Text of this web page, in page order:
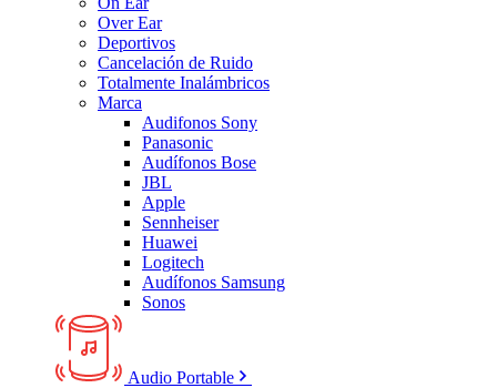
Over Ear
Deportivos
Cancelación de Ruido
Totalmente Inalámbricos
Marca
Audifonos Sony
Panasonic
Audífonos Bose
JBL
Apple
Sennheiser
Huawei
Logitech
Audífonos Samsung
Sonos
Audio Portable